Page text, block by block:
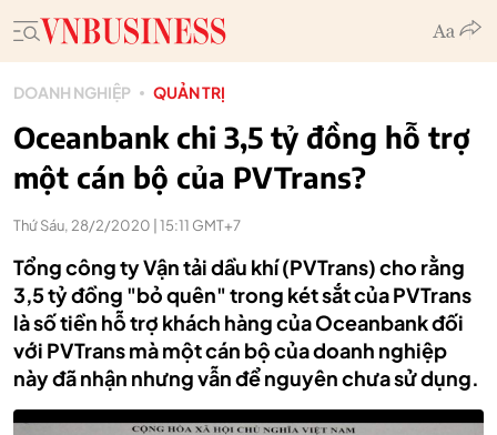
DOANH NGHIỆP QUẢN TRỊ
Oceanbank chi 3,5 tỷ đồng hỗ trợ
một cán bộ của PVTrans?
Thứ Sáu, 28/2/2020 | 15:11 GMT+7
Tổng công ty Vận tải dầu khí (PVTrans) cho rằng
3,5 tỷ đồng "bỏ quên" trong két sắt của PVTrans
là số tiền hỗ trợ khách hàng của Oceanbank đối
với PVTrans mà một cán bộ của doanh nghiệp
này đã nhận nhưng vẫn để nguyên chưa sử dụng.